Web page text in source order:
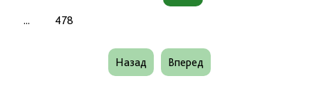
... 478
Назад Вперед